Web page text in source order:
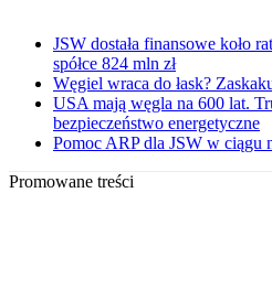
JSW dostała finansowe koło
spółce 824 mln zł
Węgiel wraca do łask?
USA mają węgla na 600 lat.
bezpieczeństwo energetyczne
Pomoc ARP dla JSW w ciągu
Promowane treści